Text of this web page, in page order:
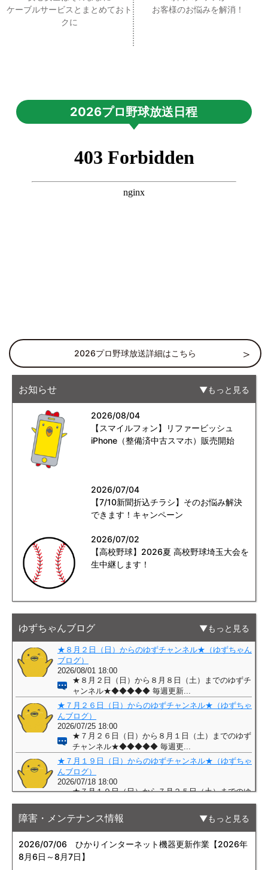
ケーブルサービスとまとめておト
クに
お客様のお悩みを解消！
2026プロ野球放送日程
2026プロ野球放送詳細はこちら
お知らせ もっと見る
2026/08/04
【スマイルフォン】リファービッシュ
iPhone（整備済中古スマホ）販売開始
2026/07/04
【7/10新聞折込チラシ】そのお悩み解決
できます！キャンペーン
2026/07/02
【高校野球】2026夏 高校野球埼玉大会を
生中継します！
ゆずちゃんブログ もっと見る
障害・メンテナンス情報 もっと見る
2026/07/06 ひかりインターネット機器更新作業【2026年
8月6日～8月7日】